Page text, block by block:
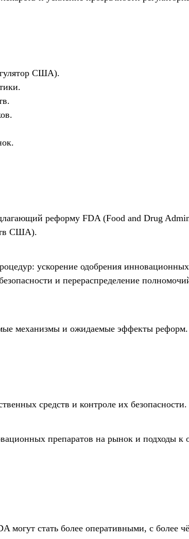
США).
реформу FDA (Food and Drug
США).
ускорение одобрения инновационных
и перераспределение
механизмы и ожидаемые эффекты реформ.
средств и контроле их безопасности.
препаратов на рынок и подходы к
могут стать более оперативными, с более